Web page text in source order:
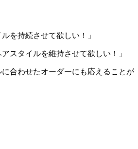
を持続させて欲しい！」
スタイルを維持させて欲しい！」
合わせたオーダーにも応えることが